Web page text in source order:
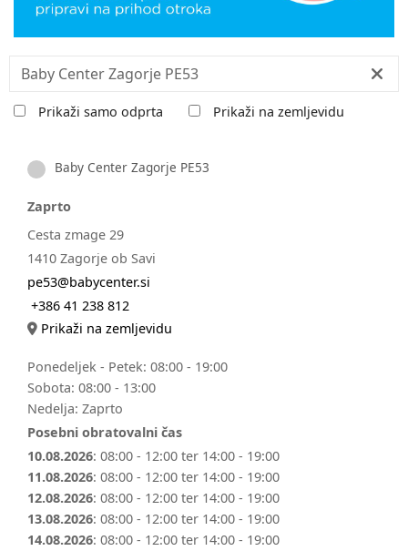
Iskanje:
Prikaži samo odprta Prikaži na zemljevidu
Baby Center Zagorje PE53
Zaprto
Cesta zmage 29
1410 Zagorje ob Savi
pe53@babycenter.si
+386 41 238 812
Prikaži na zemljevidu
Ponedeljek - Petek:08:00 - 19:00
Sobota:08:00 - 13:00
Nedelja:Zaprto
Posebni obratovalni čas
10.08.2026:08:00 - 12:00 ter 14:00 - 19:00
11.08.2026:08:00 - 12:00 ter 14:00 - 19:00
12.08.2026:08:00 - 12:00 ter 14:00 - 19:00
13.08.2026:08:00 - 12:00 ter 14:00 - 19:00
14.08.2026:08:00 - 12:00 ter 14:00 - 19:00